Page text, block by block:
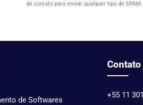
de contato para enviar qualquer tipo de SPAM.
de Softwares
+55 11